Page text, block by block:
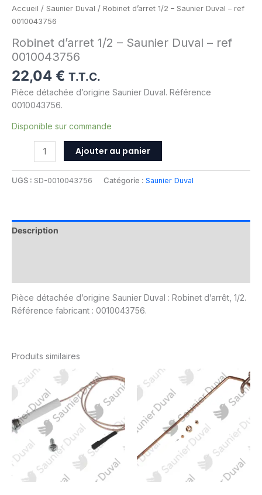
Accueil / Saunier Duval / Robinet d’arret 1/2 – Saunier Duval – ref
0010043756
Robinet d’arret 1/2 – Saunier Duval – ref
0010043756
22,04 € T.T.C.
Pièce détachée d’origine Saunier Duval. Référence
0010043756.
Disponible sur commande
Ajouter au panier
UGS : SD-0010043756 Catégorie : Saunier Duval
Description
Pièce détachée d’origine Saunier Duval : Robinet d’arrêt, 1/2.
Référence fabricant : 0010043756.
Produits similaires